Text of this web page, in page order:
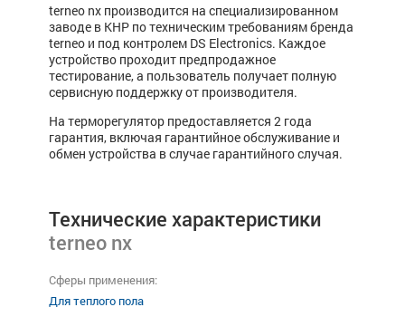
terneo nx производится на специализированном
заводе в КНР по техническим требованиям бренда
terneo и под контролем DS Electronics. Каждое
устройство проходит предпродажное
тестирование, а пользователь получает полную
сервисную поддержку от производителя.
На терморегулятор предоставляется 2 года
гарантия, включая гарантийное обслуживание и
обмен устройства в случае гарантийного случая.
Технические характеристики
terneo nx
Сферы применения:
Для теплого пола